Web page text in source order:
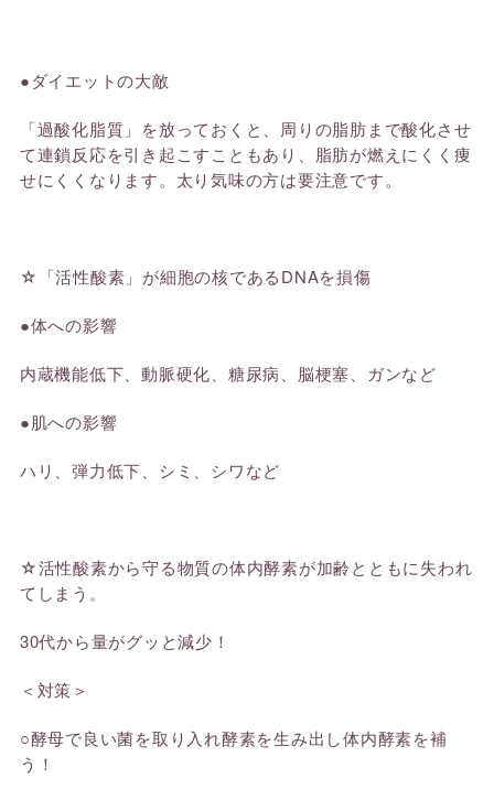
●ダイエットの大敵
「過酸化脂質」を放っておくと、周りの脂肪まで酸化させ
て連鎖反応を引き起こすこともあり、 脂肪が燃えにくく痩
せにくくなり ます。太り気味の方は要注意です。
☆「活性酸素」が細胞の核であるDNAを損傷
●体への影響
内蔵機能低下、動脈硬化、糖尿病、脳梗塞、ガンなど
●肌への影響
ハリ、弾力低下、シミ、シワなど
☆活性酸素から守る物質の体内酵素が加齢とともに失われ
てしまう。
30代から量がグッと減少！
＜対策＞
○酵母で良い菌を取り入れ酵素を生み出し体内酵素を補
う！